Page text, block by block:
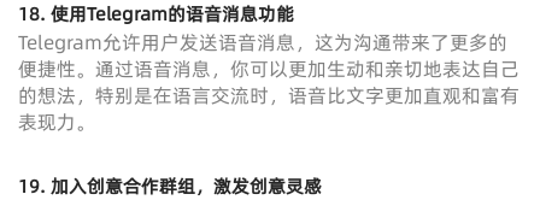
18. 使用Telegram的语音消息功能
Telegram允许用户发送语音消息，这为沟通带来了更多的
便捷性。通过语音消息，你可以更加生动和亲切地表达自己
的想法，特别是在语言交流时，语音比文字更加直观和富有
表现力。
19. 加入创意合作群组，激发创意灵感